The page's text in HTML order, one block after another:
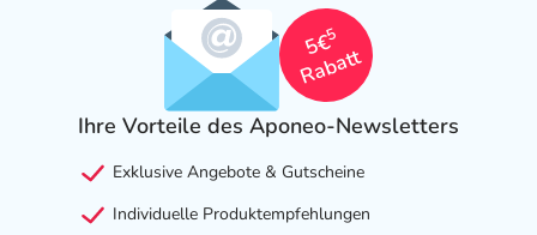
5€
5
Rabatt
Ihre Vorteile des Aponeo-Newsletters
Exklusive Angebote & Gutscheine
Individuelle Produktempfehlungen